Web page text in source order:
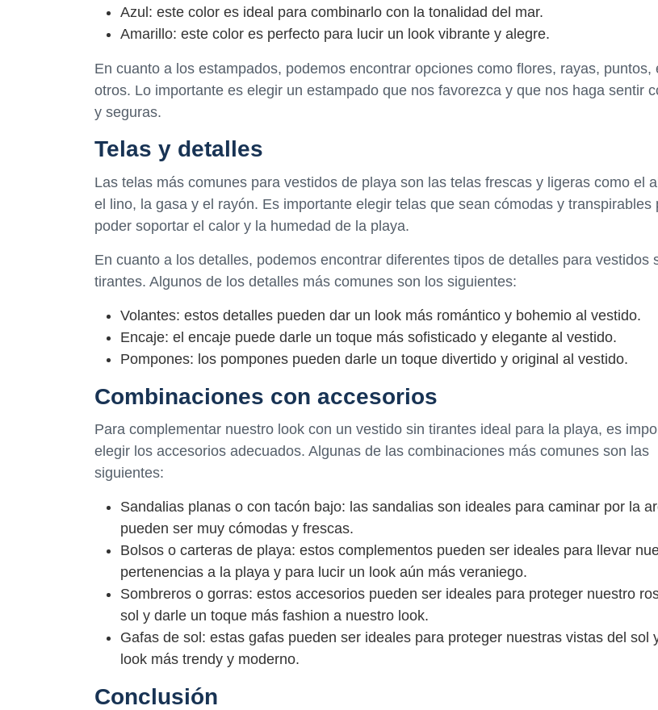
Azul: este color es ideal para combinarlo con la tonalidad del mar.
Amarillo: este color es perfecto para lucir un look vibrante y alegre.
En cuanto a los estampados, podemos encontrar opciones como flores, rayas, puntos,
otros. Lo importante es elegir un estampado que nos favorezca y que nos haga sentir
y seguras.
Telas y detalles
Las telas más comunes para vestidos de playa son las telas frescas y ligeras como el
el lino, la gasa y el rayón. Es importante elegir telas que sean cómodas y transpirables
poder soportar el calor y la humedad de la playa.
En cuanto a los detalles, podemos encontrar diferentes tipos de detalles para vestidos
tirantes. Algunos de los detalles más comunes son los siguientes:
Volantes: estos detalles pueden dar un look más romántico y bohemio al vestido.
Encaje: el encaje puede darle un toque más sofisticado y elegante al vestido.
Pompones: los pompones pueden darle un toque divertido y original al vestido.
Combinaciones con accesorios
Para complementar nuestro look con un vestido sin tirantes ideal para la playa, es
elegir los accesorios adecuados. Algunas de las combinaciones más comunes son las
siguientes:
Sandalias planas o con tacón bajo: las sandalias son ideales para caminar por la
pueden ser muy cómodas y frescas.
Bolsos o carteras de playa: estos complementos pueden ser ideales para llevar
pertenencias a la playa y para lucir un look aún más veraniego.
Sombreros o gorras: estos accesorios pueden ser ideales para proteger nuestro
sol y darle un toque más fashion a nuestro look.
Gafas de sol: estas gafas pueden ser ideales para proteger nuestras vistas del sol
look más trendy y moderno.
Conclusión